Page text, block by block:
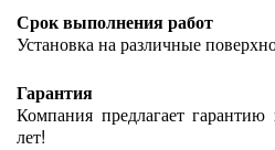
Срок выполнения работ
Установка на различные
Гарантия
Компания предлагает
лет!